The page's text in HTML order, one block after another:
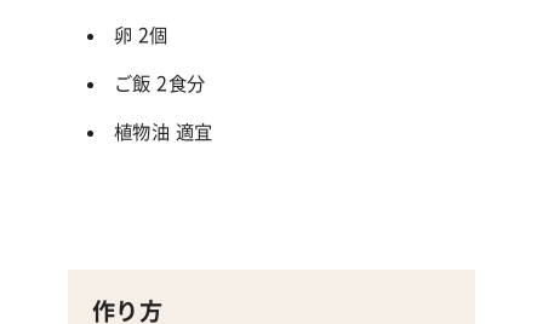
卵 2個
ご飯 2食分
植物油 適宜
作り方